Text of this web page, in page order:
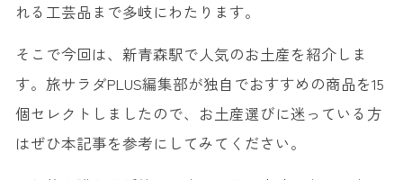
れる工芸品まで多岐にわたります。
そこで今回は、新青森駅で人気のお土産を紹介しま
す。旅サラダPLUS編集部が独自でおすすめの商品を15
個セレクトしましたので、お土産選びに迷っている方
はぜひ本記事を参考にしてみてください。